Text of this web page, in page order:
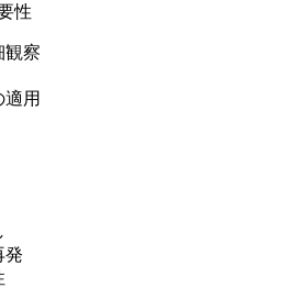
性
観察
用
発